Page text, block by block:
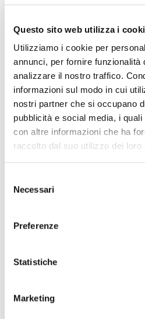
Questo sito web utilizza i
Utilizziamo i cookie per
annunci, per fornire funzionalità
analizzare il nostro traffico.
informazioni sul modo in cui
nostri partner che si occupano
pubblicità e social media, i
con altre informazioni che ha
raccolto dal suo utilizzo dei loro
delNecessari
Preferenze
Statistiche
Marketing
21/12/2015
Data di chiusura bando:
Stato bando:
Aggiudicato
Avviso Albo Professionisti
Pagina
SCARICA GLI